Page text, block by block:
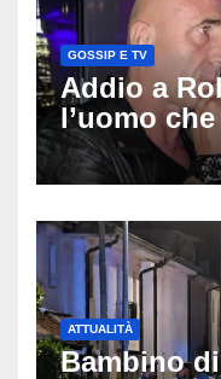
GOSSIP E TV
Addio a
l’uomo
e Villa
anni
ATTUALITÀ
Bambino